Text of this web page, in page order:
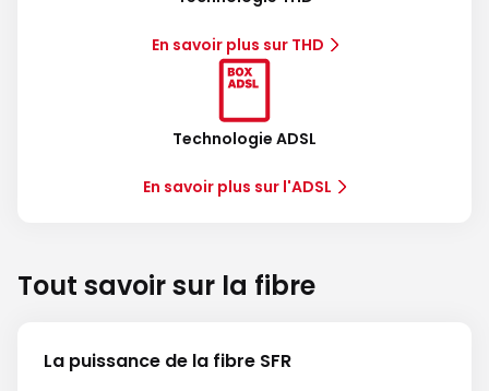
En savoir plus sur THD
Technologie ADSL
En savoir plus sur l'ADSL
Tout savoir sur la fibre
La puissance de la fibre SFR